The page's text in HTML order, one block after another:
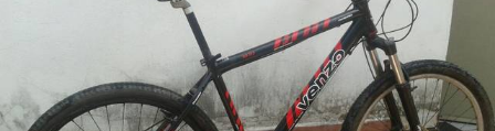
Fotos
del